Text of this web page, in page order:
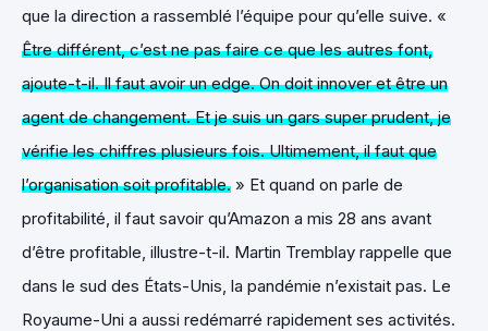
que la direction a rassemblé l’équipe pour qu’elle suive. «
Être différent, c’est ne pas faire ce que les autres font,
ajoute-t-il. Il faut avoir un edge. On doit innover et être un
agent de changement. Et je suis un gars super prudent, je
vérifie les chiffres plusieurs fois. Ultimement, il faut que
l’organisation soit profitable. » Et quand on parle de
profitabilité, il faut savoir qu’Amazon a mis 28 ans avant
d’être profitable, illustre-t-il. Martin Tremblay rappelle que
dans le sud des États-Unis, la pandémie n’existait pas. Le
Royaume-Uni a aussi redémarré rapidement ses activités.